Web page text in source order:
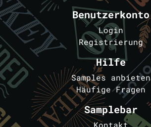
Benutzerkonto
Login
Registrierung
Hilfe
Samples anbieten
Häufige Fragen
Samplebar
Kontakt